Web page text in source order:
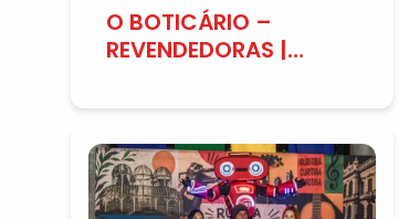
O BOTICÁRIO –
REVENDEDORAS |